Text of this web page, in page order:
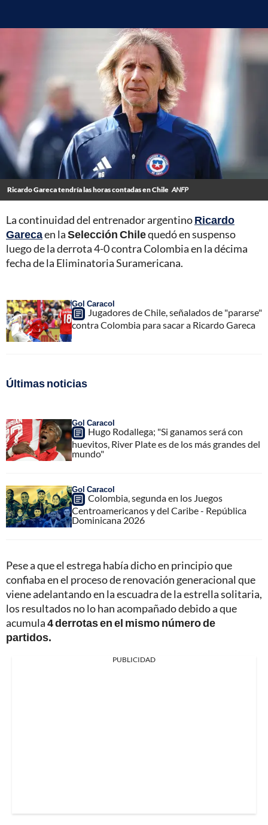
Ricardo Gareca tendría las horas contadas en Chile ANFP
La continuidad del entrenador argentinoRicardo
Garecaen laSelección Chilequedó en suspenso
luego de la derrota 4-0 contra Colombia en la décima
fecha de la Eliminatoria Suramericana.
Gol Caracol
Jugadores de Chile, señalados de "pararse"
contra Colombia para sacar a Ricardo Gareca
Últimas noticias
Gol Caracol
Hugo Rodallega; "Si ganamos será con
huevitos, River Plate es de los más grandes del
mundo"
Gol Caracol
Colombia, segunda en los Juegos
Centroamericanos y del Caribe - República
Dominicana 2026
Pese a que el estrega había dicho en principio que
confiaba en el proceso de renovación generacional que
viene adelantando en la escuadra de la estrella solitaria,
los resultados no lo han acompañado debido a que
acumula4 derrotas en el mismo número de
partidos.
PUBLICIDAD